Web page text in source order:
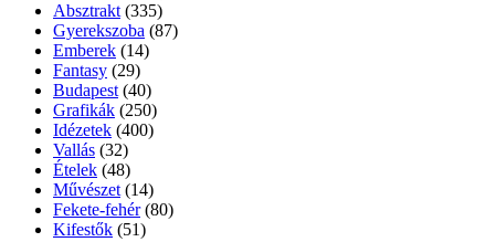
Absztrakt (335)
Gyerekszoba (87)
Emberek (14)
Fantasy (29)
Budapest (40)
Grafikák (250)
Idézetek (400)
Vallás (32)
Ételek (48)
Művészet (14)
Fekete-fehér (80)
Kifestők (51)